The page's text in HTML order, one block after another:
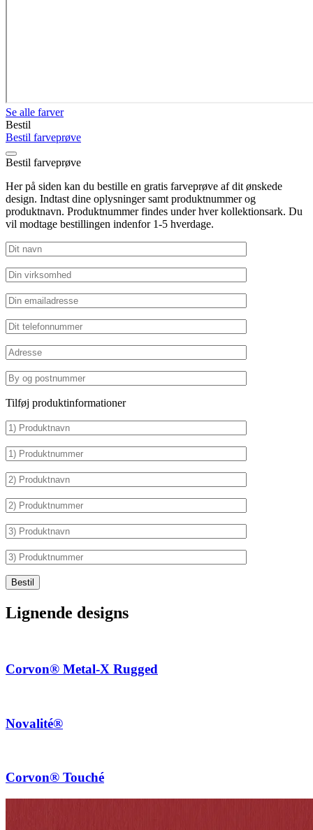
Se alle farver
Bestil
Bestil farveprøve
Bestil farveprøve
Her på siden kan du bestille en gratis farveprøve af dit ønskede
design. Indtast dine oplysninger samt produktnummer og
produktnavn. Produktnummer findes under hver kollektionsark. Du
vil modtage bestillingen indenfor 1-5 hverdage.
Tilføj produktinformationer
Lignende designs
Corvon® Metal-X Rugged
Novalité®
Corvon® Touché